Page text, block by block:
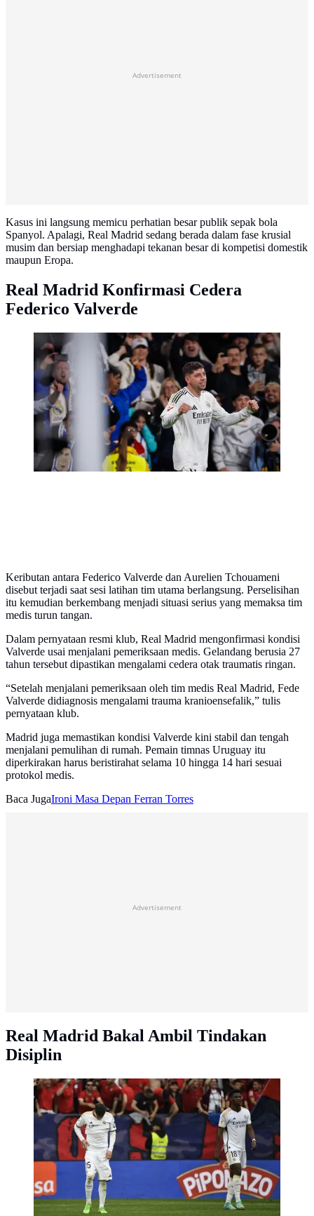
Advertisement
Kasus ini langsung memicu perhatian besar publik sepak bola
Spanyol. Apalagi, Real Madrid sedang berada dalam fase krusial
musim dan bersiap menghadapi tekanan besar di kompetisi domestik
maupun Eropa.
Real Madrid Konfirmasi Cedera
Federico Valverde
Gelandang Real Madrid asal Uruguay, Federico
Valverde melakukan selebrasi setelah mencetak gol
pertama di laga pekan ke-32 Liga Spanyol 2024/2025
melawan Athletic Club Bilbao di Stadion Santiago
Bernabeu, Madrid, pada 20 April 2025 atau Senin
(21/4/2025) dini hari WIB. (OSCAR DEL
POZO/AFP)
Keributan antara Federico Valverde dan Aurelien Tchouameni
disebut terjadi saat sesi latihan tim utama berlangsung. Perselisihan
itu kemudian berkembang menjadi situasi serius yang memaksa tim
medis turun tangan.
Dalam pernyataan resmi klub, Real Madrid mengonfirmasi kondisi
Valverde usai menjalani pemeriksaan medis. Gelandang berusia 27
tahun tersebut dipastikan mengalami cedera otak traumatis ringan.
“Setelah menjalani pemeriksaan oleh tim medis Real Madrid, Fede
Valverde didiagnosis mengalami trauma kranioensefalik,” tulis
pernyataan klub.
Madrid juga memastikan kondisi Valverde kini stabil dan tengah
menjalani pemulihan di rumah. Pemain timnas Uruguay itu
diperkirakan harus beristirahat selama 10 hingga 14 hari sesuai
protokol medis.
Baca JugaIroni Masa Depan Ferran Torres
Advertisement
Real Madrid Bakal Ambil Tindakan
Disiplin